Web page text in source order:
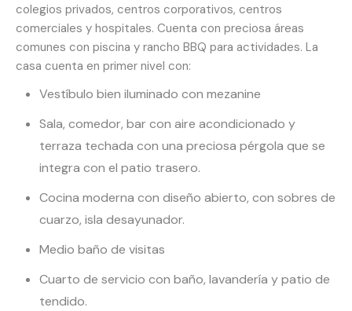
colegios privados, centros corporativos, centros
comerciales y hospitales. Cuenta con preciosa áreas
comunes con piscina y rancho BBQ para actividades. La
casa cuenta en primer nivel con:
Vestíbulo bien iluminado con mezanine
Sala, comedor, bar con aire acondicionado y
terraza techada con una preciosa pérgola que se
integra con el patio trasero.
Cocina moderna con diseño abierto, con sobres de
cuarzo, isla desayunador.
Medio baño de visitas
Cuarto de servicio con baño, lavandería y patio de
tendido.